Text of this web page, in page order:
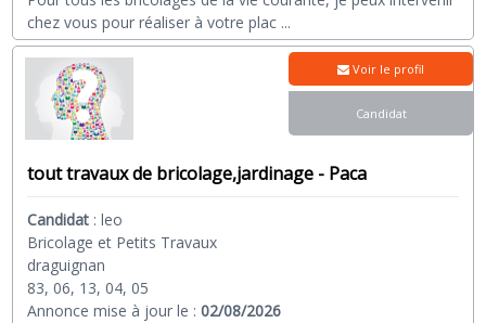
chez vous pour réaliser à votre plac ...
tout travaux de bricolage,jardinage - Paca
Candidat :leo
Bricolage et Petits Travaux
draguignan
83, 06, 13, 04, 05
Annonce mise à jour le :02/08/2026
Voir le profil
Candidat